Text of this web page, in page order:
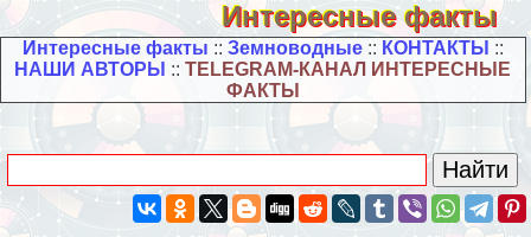
Интересные факты
Интересные факты :: Земноводные:: КОНТАКТЫ ::
НАШИ АВТОРЫ ::TELEGRAM-КАНАЛ ИНТЕРЕСНЫЕ
ФАКТЫ